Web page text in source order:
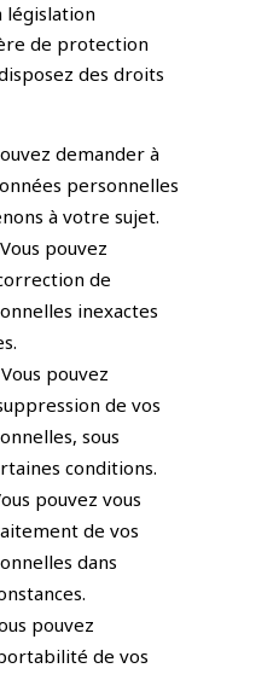
législation
de protection
des droits
demander à
personnelles
à votre sujet.
pouvez
de
inexactes
pouvez
de vos
sous
conditions.
pouvez vous
de vos
dans
pouvez
de vos